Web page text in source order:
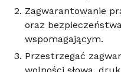
Zagwarantowanie
oraz
wspomagającym.
Przestrzegać